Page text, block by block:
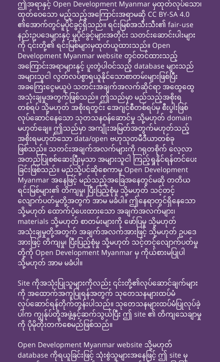
ဤအရာနှင့် Open Development Myanmar မှထုတ်လုပ်သော၊
ထုတ်ဝေသော မည့်သည့်အကြောင်းအရာမဆို CC BY-SA 4.0
၏အောက်တွင်မူပိုင်ခွင့်ရှိသည်။ ရင်းမြစ်အသီးသီး၏ fair-use
နည်းဥပဒေများနှင့် မူပိုင်ခွင့်များအတိုင်း သတင်းဆောင်းပါးများ
ကို ၎င်းတို့၏ ရင်းမြစ်များမှထုတ်ယူထားသည်။ Open
Development Myanmar website တွင်တင်ထားသည့်
အကြောင်းအရာများနှင့် ပူးတွဲပါဝင်သည့် database များသည်
အများသူငါ လွတ်လပ်စွာရယူနိုင်သောစာတမ်းများဖြစ်ပြီး
အခကြေးငွေမယူပဲ သတင်းအချက်အလက်ဆိုင်ရာ အထွေထွေ
အသုံးချမှုအတွက်ဖြစ်သည်။ ဤသည်မှာ မည်သည့်အစိုးရ
တစ်ရပ် သို့မဟုတ် အစိုးရတွင်း အေဂျင်စီတစ်ရပ်မှ စီးပွါးဖြစ်
လုပ်ဆောင်နေသော သုတသနဝန်ဆောင်မှု သို့မဟုတ် domain
မဟုတ်ချေ။ ဤသည်မှာ အကျိုးအမြတ်အတွက်မဟုတ်သည့်
အစိုးရမဟုတ်သော data/open ဗဟုသုတမီဒီယာတစ်ခု
ဖြစ်သည်။ သတင်းအချက်အလက်များကို ဂရုတစိုက် လေ့လာ
အတည်ပြုစစ်ဆေးပြီးမှသာ အများသူငါ ကြည့်ရှုနိုင်ရန်တင်ပေး
ခြင်းဖြစ်သည်။ မည်သို့ပင်ဆိုစေကာမူ Open Development
Myanmar အနေဖြင့် မည်သည့်အခြေအနေတွင်မဆို တတိယ
ရင်းမြစ်များ၏ တိကျမှု၊ ပြီးပြည့်စုံမှု သို့မဟုတ် သင့်တင့်
လျောက်ပတ်မှုတို့အတွက် အာမ မခံပါ။ ဤနေရာတွင်ရှိနေသော
သို့မဟုတ် ထောက်ပံ့ပေးထားသော အချက်အလက်များ၊
materials သို့မဟုတ် စာတမ်းများကို ဖော်ပြမှု သို့မဟုတ်
အသုံးချမှုတို့အတွက် အချက်အလက်အားဖြင့် သို့မဟုတ် ဥပဒေ
အားဖြင့် တိကျမှု၊ ပြီးပြည့်စုံမှု သို့မဟုတ် သင့်တင့်လျောက်ပတ်မှု
တို့ကို Open Development Myanmar မှ ကိုယ်စားမပြုပါ
သို့မဟုတ် အာမ မခံပါ။
Site ကိုအသုံးပြုသူများကိုလည်း ၎င်းတို့၏လုပ်ဆောင်ချက်များ
ကို အထောက်အကူပြုရန်အတွက် သုတေသနများထပ်မံ
လုပ်ဆောင်ရန်တိုက်တွန်းပါသည်။ သုတေသနများထပ်မံပြုလုပ်ခဲ့
ပါက ကျွန်ုပ်တို့အဖွဲ့နှင့်ဆက်သွယ်ပြီး ဤ site ၏ တိကျသေချာမှု
ကို ပိုမိုတိုးတက်စေမည်ဖြစ်သည်။
Open Development Myanmar website သို့မဟုတ်
database ကိုရယူခြင်းဖြင့် သုံးစွဲသူများအနေဖြင့် ဤ site မှ